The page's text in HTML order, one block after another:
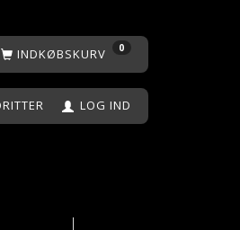
INDKØBSKURV 0
LOG IND